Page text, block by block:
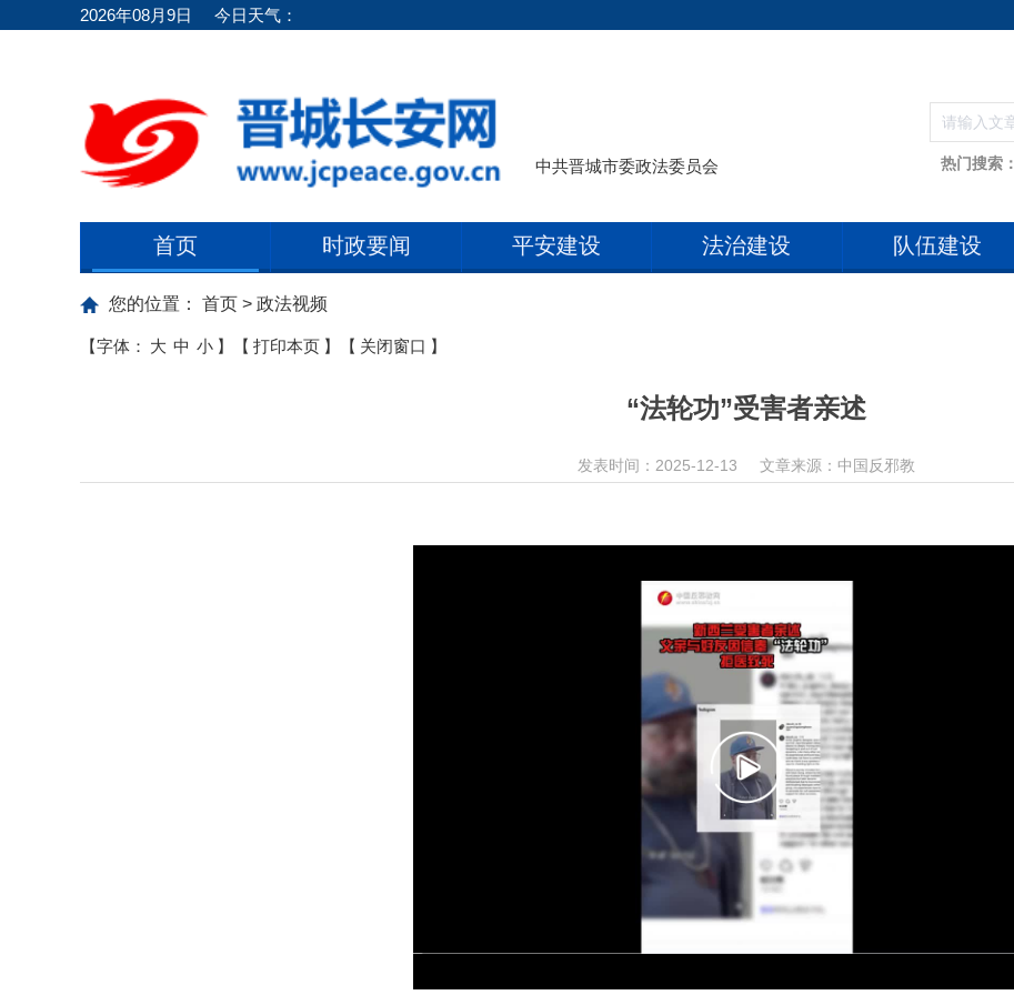
2026年08月9日 今日天气：
中共晋城市委政法委员会 热门搜索：
首页 时政要闻 平安建设 法治建设 队伍建设
您的位置： 首页 > 政法视频
【字体： 大 中 小 】 【 打印本页 】 【 关闭窗口 】
“法轮功”受害者亲述
发表时间：2025-12-13 文章来源：中国反邪教